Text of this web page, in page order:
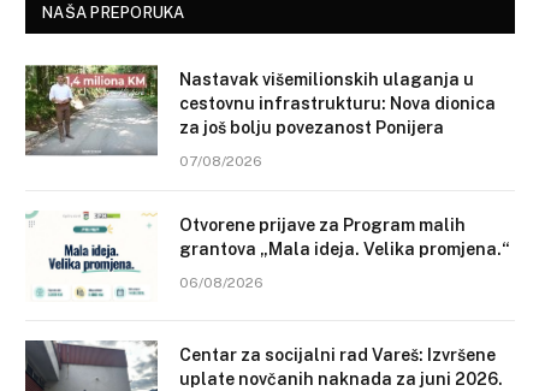
NAŠA PREPORUKA
Nastavak višemilionskih ulaganja u
cestovnu infrastrukturu: Nova dionica
za još bolju povezanost Ponijera
07/08/2026
Otvorene prijave za Program malih
grantova „Mala ideja. Velika promjena.“
06/08/2026
Centar za socijalni rad Vareš: Izvršene
uplate novčanih naknada za juni 2026.